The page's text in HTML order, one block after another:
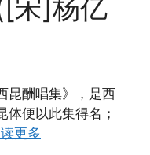
宋]杨亿
昆酬唱集》，是西
体便以此集得名；
更多